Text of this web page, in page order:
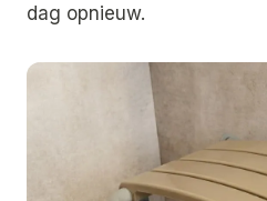
dag opnieuw.